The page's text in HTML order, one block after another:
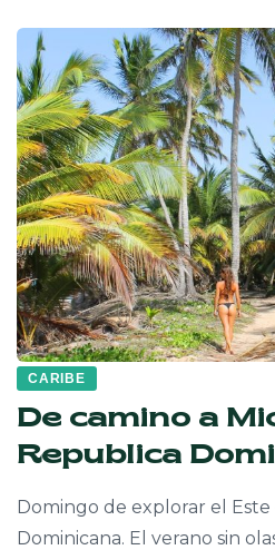
CARIBE
De camino a
Republica
Domingo de explorar el
Dominicana. El verano sin